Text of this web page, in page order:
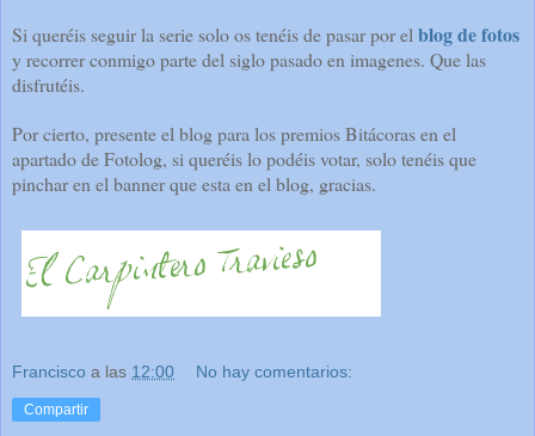
Si queréis seguir la serie solo os tenéis de pasar por elblog de fotos
y recorrer conmigo parte del siglo pasado en imagenes. Que las
disfrutéis.
Por cierto, presente el blog para los premios Bitácoras en el
apartado de Fotolog, si queréis lo podéis votar, solo tenéis que
pinchar en el banner que esta en el blog, gracias.
Francisco a las 12:00 No hay comentarios:
Compartir